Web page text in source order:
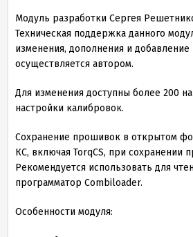
Модуль разработки Сергея
Техническая поддержка данного
изменения, дополнения и
осуществляется автором.
Для изменения доступны более 200
настройки калибровок.
Сохранение прошивок в открытом
КС, включая TorqCS, при сохранении
Рекомендуется использовать для
программатор Combiloader.
Особенности модуля: